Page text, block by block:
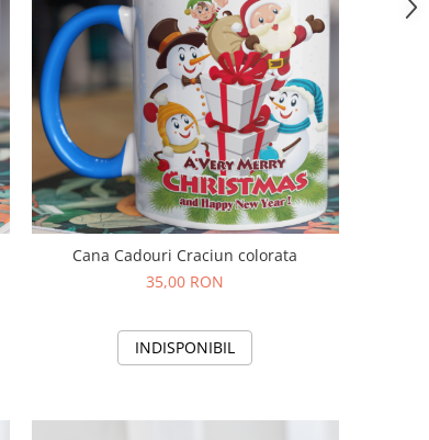
Cana Cadouri Craciun colorata
35,00 RON
INDISPONIBIL